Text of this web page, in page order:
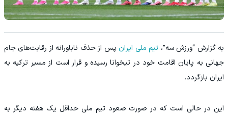
به گزارش “ورزش سه”، تیم ملی ایرانپس از حذف ناباورانه از رقابت‌های جام
جهانی به پایان اقامت خود در تیخوانا رسیده و قرار است از مسیر ترکیه به
ایران بازگردد.
این در حالی است که در صورت صعود تیم ملی حداقل یک هفته دیگر به